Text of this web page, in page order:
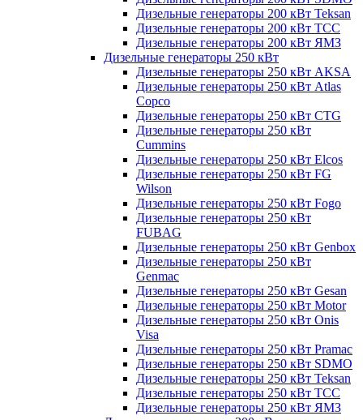
Дизельные генераторы 200 кВт Teksan
Дизельные генераторы 200 кВт ТСС
Дизельные генераторы 200 кВт ЯМЗ
Дизельные генераторы 250 кВт
Дизельные генераторы 250 кВт AKSA
Дизельные генераторы 250 кВт Atlas
Copco
Дизельные генераторы 250 кВт CTG
Дизельные генераторы 250 кВт
Cummins
Дизельные генераторы 250 кВт Elcos
Дизельные генераторы 250 кВт FG
Wilson
Дизельные генераторы 250 кВт Fogo
Дизельные генераторы 250 кВт
FUBAG
Дизельные генераторы 250 кВт Genbox
Дизельные генераторы 250 кВт
Genmac
Дизельные генераторы 250 кВт Gesan
Дизельные генераторы 250 кВт Motor
Дизельные генераторы 250 кВт Onis
Visa
Дизельные генераторы 250 кВт Pramac
Дизельные генераторы 250 кВт SDMO
Дизельные генераторы 250 кВт Teksan
Дизельные генераторы 250 кВт ТСС
Дизельные генераторы 250 кВт ЯМЗ